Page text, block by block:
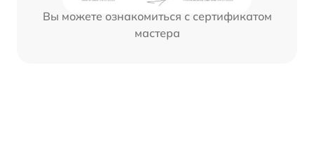
Вы можете ознакомиться с сертификатом
мастера